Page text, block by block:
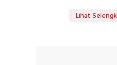
Lihat